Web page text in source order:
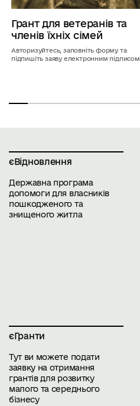
Грант для ветеранів та
членів їхніх сімей
Авторизуйтесь, заповніть форму та
підпишіть заяву електронним підписом
єВідновлення
Державна програма
допомоги для власників
пошкодженого та
знищеного житла
єГранти
Тут ви можете подати
заявку на отримання
грантів для розвитку
малого та середнього
бізнесу